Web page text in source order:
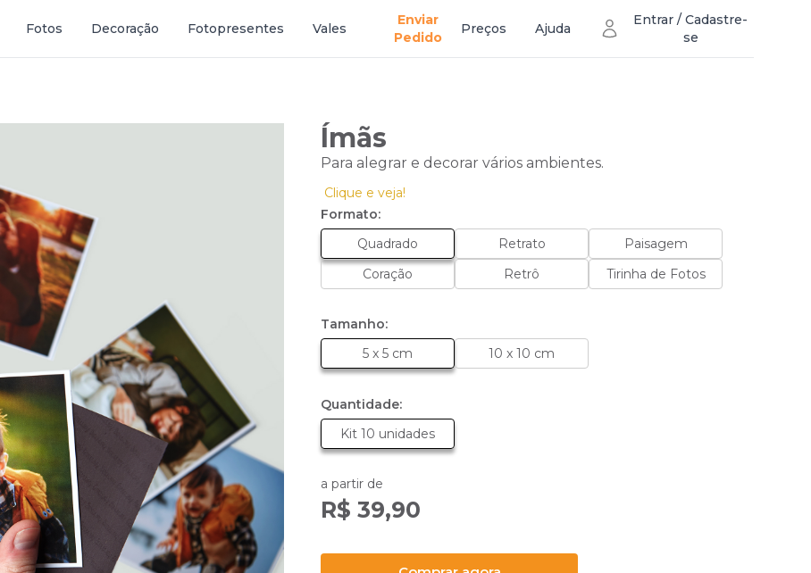
Fotos Decoração Fotopresentes Vales
Enviar
Pedido
Preços Ajuda
Entrar / Cadastre-
se
Ímãs
Para alegrar e decorar vários ambientes.
Clique e veja!
Formato:
Quadrado
Retrato
Paisagem
Coração
Retrô Tirinha de Fotos
Tamanho:
5 x 5 cm
10 x 10 cm
Quantidade:
Kit 10 unidades
a partir de
R$ 39,90